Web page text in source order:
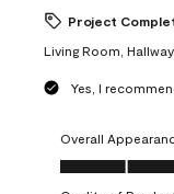
Project
Living Room,
Yes, I
Overall
Overall